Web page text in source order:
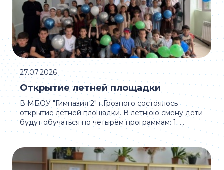
В МБОУ "Гимназия 2" г.Грозного состоялось
открытие летней площадки. В летнюю смену дети
будут обучаться по четырём программам: 1. ...
Открытие летней площадки
27.07.2026